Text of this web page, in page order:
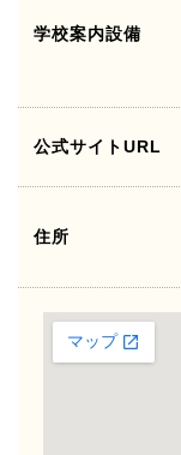
学校案内設備
公式サイトURL
住所